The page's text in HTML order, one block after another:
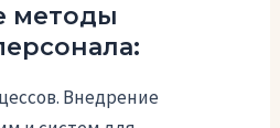
методы
Внедрение